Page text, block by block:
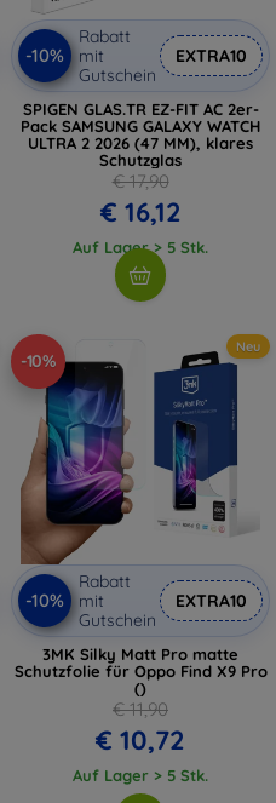
-10%
Rabatt
mit
Gutschein
EXTRA10
SPIGEN GLAS.TR EZ-FIT AC 2er-
Pack SAMSUNG GALAXY WATCH
ULTRA 2 2026 (47 MM), klares
Schutzglas
€ 17,90
€ 16,12
Auf Lager > 5 Stk.
-10%
Neu
-10%
Rabatt
mit
Gutschein
EXTRA10
3MK Silky Matt Pro matte
Schutzfolie für Oppo Find X9 Pro
()
€ 11,90
€ 10,72
Auf Lager > 5 Stk.